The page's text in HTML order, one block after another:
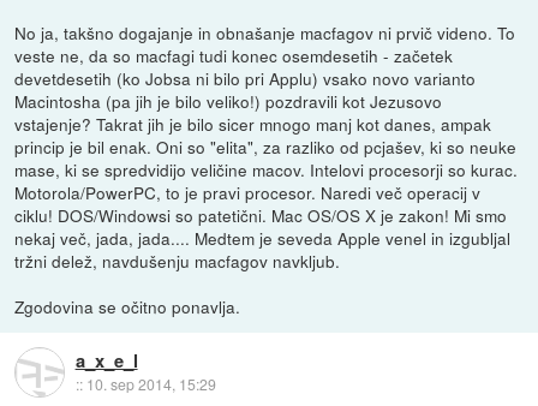
No ja, takšno dogajanje in obnašanje macfagov ni prvič videno. To
veste ne, da so macfagi tudi konec osemdesetih - začetek
devetdesetih (ko Jobsa ni bilo pri Applu) vsako novo varianto
Macintosha (pa jih je bilo veliko!) pozdravili kot Jezusovo
vstajenje? Takrat jih je bilo sicer mnogo manj kot danes, ampak
princip je bil enak. Oni so "elita", za razliko od pcjašev, ki so neuke
mase, ki se spredvidijo veličine macov. Intelovi procesorji so kurac.
Motorola/PowerPC, to je pravi procesor. Naredi več operacij v
ciklu! DOS/Windowsi so patetični. Mac OS/OS X je zakon! Mi smo
nekaj več, jada, jada.... Medtem je seveda Apple venel in izgubljal
tržni delež, navdušenju macfagov navkljub.
Zgodovina se očitno ponavlja.
a_x_e_l
:: 10. sep 2014, 15:29